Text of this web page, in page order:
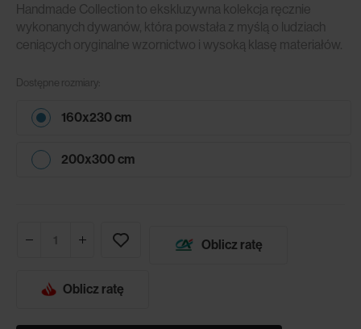
Handmade Collection to ekskluzywna kolekcja ręcznie
wykonanych dywanów, która powstała z myślą o ludziach
ceniących oryginalne wzornictwo i wysoką klasę materiałów.
Dostępne rozmiary:
160x230 cm
200x300 cm
Oblicz ratę
Oblicz ratę